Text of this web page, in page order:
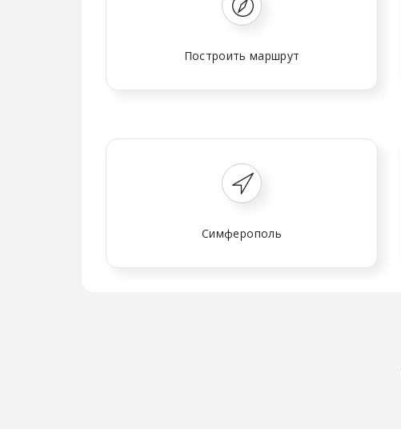
Построить маршрут
Симферополь